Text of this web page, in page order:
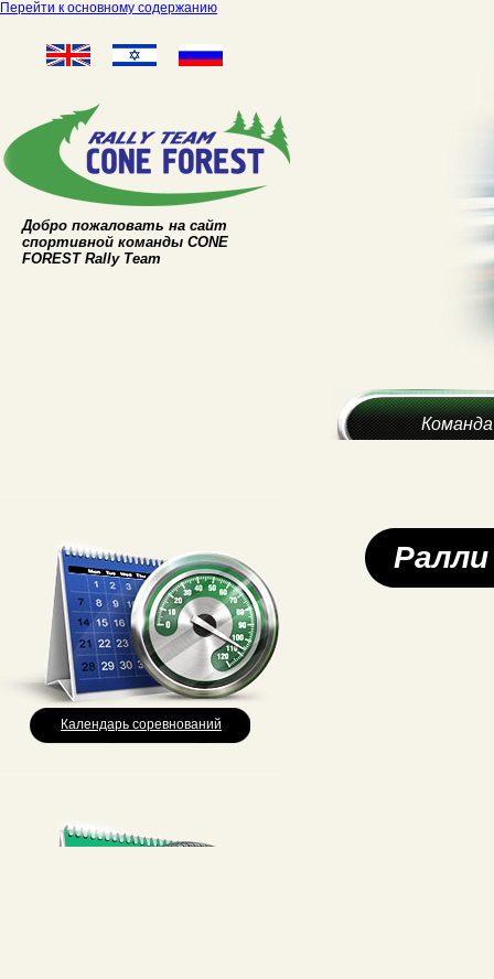
Перейти к основному содержанию
Добро пожаловать на сайт
спортивной команды CONE
FOREST Rally Team
Команда
Календарь соревнований